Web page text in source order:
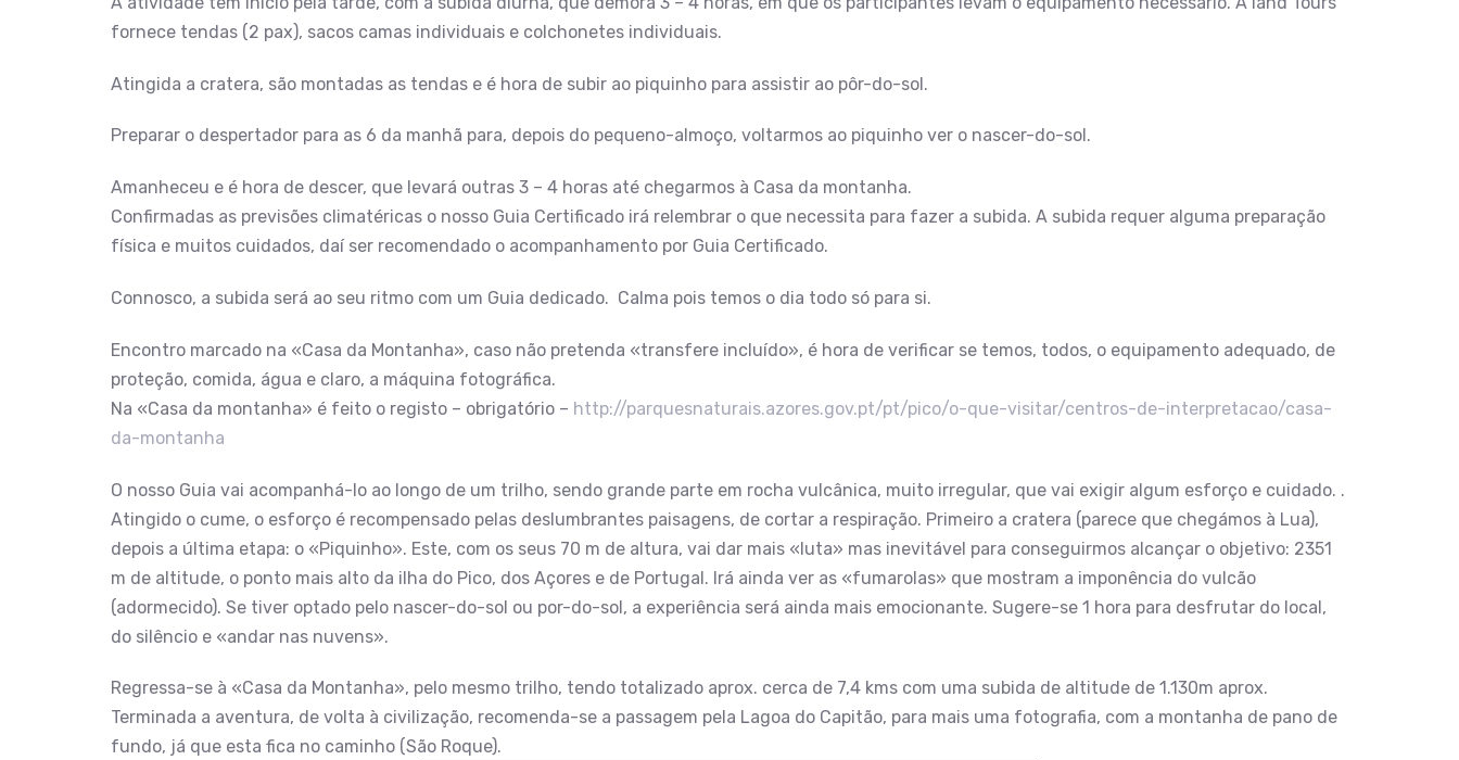
fornece tendas (2 pax), sacos camas individuais e colchonetes individuais.
Atingida a cratera, são montadas as tendas e é hora de subir ao piquinho para assistir ao pôr-do-sol.
Preparar o despertador para as 6 da manhã para, depois do pequeno-almoço, voltarmos ao piquinho ver o nascer-do-sol.
Amanheceu e é hora de descer, que levará outras 3 – 4 horas até chegarmos à Casa da montanha.
Confirmadas as previsões climatéricas o nosso Guia Certificado irá relembrar o que necessita para fazer a subida. A subida requer alguma preparação
física e muitos cuidados, daí ser recomendado o acompanhamento por Guia Certificado.
Connosco, a subida será ao seu ritmo com um Guia dedicado. Calma pois temos o dia todo só para si.
Encontro marcado na «Casa da Montanha», caso não pretenda «transfere incluído», é hora de verificar se temos, todos, o equipamento adequado, de
proteção, comida, água e claro, a máquina fotográfica.
Na «Casa da montanha» é feito o registo – obrigatório – http://parquesnaturais.azores.gov.pt/pt/pico/o-que-visitar/centros-de-interpretacao/casa-
da-montanha
O nosso Guia vai acompanhá-lo ao longo de um trilho, sendo grande parte em rocha vulcânica, muito irregular, que vai exigir algum esforço e cuidado. .
Atingido o cume, o esforço é recompensado pelas deslumbrantes paisagens, de cortar a respiração. Primeiro a cratera (parece que chegámos à Lua),
depois a última etapa: o «Piquinho». Este, com os seus 70 m de altura, vai dar mais «luta» mas inevitável para conseguirmos alcançar o objetivo: 2351
m de altitude, o ponto mais alto da ilha do Pico, dos Açores e de Portugal. Irá ainda ver as «fumarolas» que mostram a imponência do vulcão
(adormecido). Se tiver optado pelo nascer-do-sol ou por-do-sol, a experiência será ainda mais emocionante. Sugere-se 1 hora para desfrutar do local,
do silêncio e «andar nas nuvens».
Regressa-se à «Casa da Montanha», pelo mesmo trilho, tendo totalizado aprox. cerca de 7,4 kms com uma subida de altitude de 1.130m aprox.
Terminada a aventura, de volta à civilização, recomenda-se a passagem pela Lagoa do Capitão, para mais uma fotografia, com a montanha de pano de
fundo, já que esta fica no caminho (São Roque).